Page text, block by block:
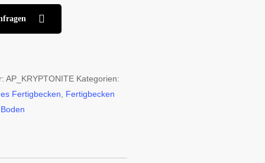
AP_KRYPTONITE Kategorien:
Fertigbecken
Fertigbecken